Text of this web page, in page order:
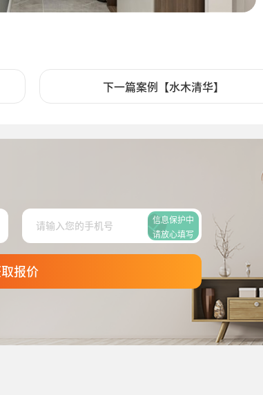
下一篇案例【水木清华】
信息保护中
请放心填写
报价